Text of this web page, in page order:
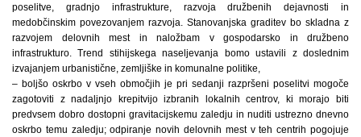
poselitve, gradnjo infrastrukture, razvoja družbenih dejavnosti in
medobčinskim povezovanjem razvoja. Stanovanjska graditev bo skladna z
razvojem delovnih mest in naložbam v gospodarsko in družbeno
infrastrukturo. Trend stihijskega naseljevanja bomo ustavili z doslednim
izvajanjem urbanistične, zemljiške in komunalne politike,
– boljšo oskrbo v vseh območjih je pri sedanji razpršeni poselitvi mogoče
zagotoviti z nadaljnjo krepitvijo izbranih lokalnih centrov, ki morajo biti
predvsem dobro dostopni gravitacijskemu zaledju in nuditi ustrezno dnevno
oskrbo temu zaledju; odpiranje novih delovnih mest v teh centrih pogojuje